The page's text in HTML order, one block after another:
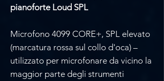
pianoforte Loud SPL
Microfono 4099 CORE+, SPL elevato
(marcatura rossa sul collo d'oca) –
utilizzato per microfonare da vicino la
maggior parte degli strumenti